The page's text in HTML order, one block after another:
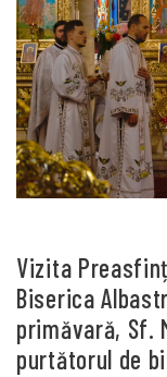
Vizita
Biserica
primăvară, Sf.
purtătorul de